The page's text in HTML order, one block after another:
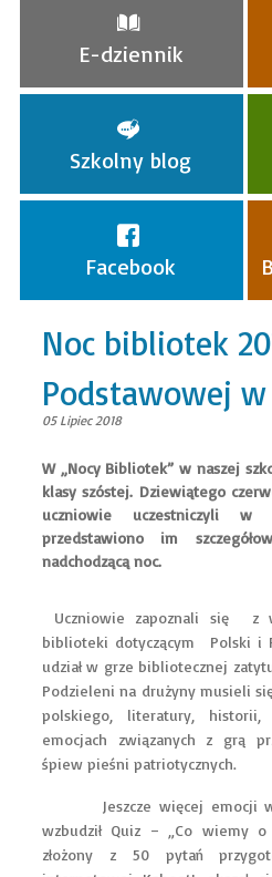
E-dziennik
Szkolny blog
Facebook
Noc bibliotek
Podstawowej
05 Lipiec 2018
W „Nocy Bibliotek” w naszej
klasy szóstej. Dziewiątego
uczniowie uczestniczyli
przedstawiono im
nadchodzącą noc.
Uczniowie zapoznali się z
biblioteki dotyczącym Polski i
udział w grze bibliotecznej
Podzieleni na drużyny musieli
polskiego, literatury,
emocjach związanych z grą
śpiew pieśni patriotycznych.
Jeszcze więcej emocji
wzbudził Quiz – „Co wiemy
złożony z 50 pytań